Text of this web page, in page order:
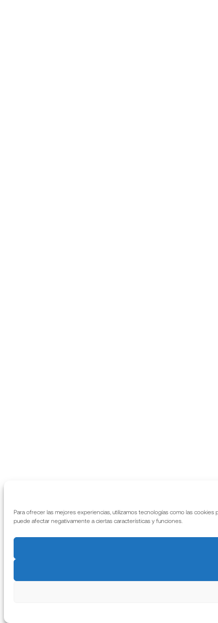
Para ofrecer las mejores experiencias, utilizamos tecnologías como las
puede afectar negativamente a ciertas características y funciones.